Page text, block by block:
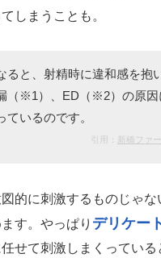
しまうことも。
ると、射精時に違和感を抱
（※1）、ED（※2）の原因
いるのです。
引用： 新橋ファ
的に刺激するものじゃな
す。やっぱり デリケー
せて刺激しまくっている